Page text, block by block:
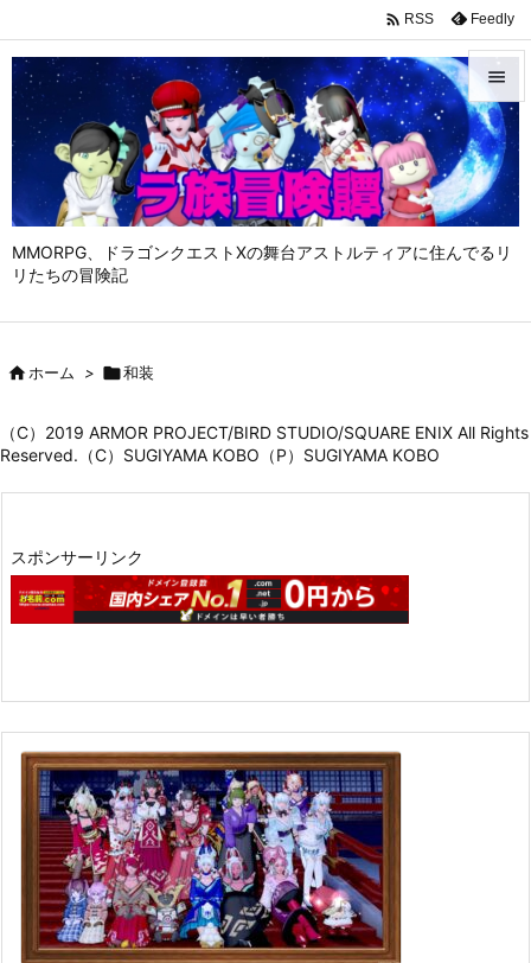
MMORPG、ドラゴンクエストⅩの舞台アストルティアに住んでるリ
リたちの冒険記


メニュ

サイド

 RSS Feedly
ホーム > 和装
（C）2019 ARMOR PROJECT/BIRD STUDIO/SQUARE ENIX All Rights
Reserved.（C）SUGIYAMA KOBO（P）SUGIYAMA KOBO
スポンサーリンク